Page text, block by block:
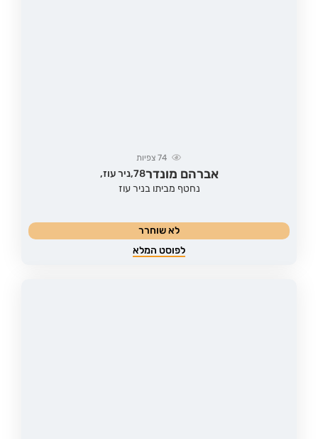
74 צפיות
אברהם מונדר78, ניר עוז,
נחטף מביתו בניר עוז
לא שוחרר
לפוסט המלא